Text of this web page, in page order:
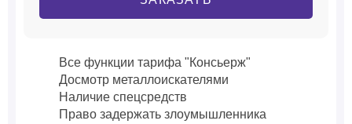
Все функции тарифа "Консьерж"
Досмотр металлоискателями
Наличие спецсредств
Право задержать злоумышленника